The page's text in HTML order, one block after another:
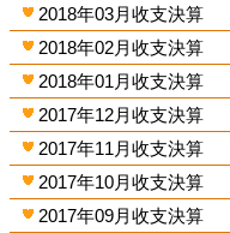
2018年03月收支決算
2018年02月收支決算
2018年01月收支決算
2017年12月收支決算
2017年11月收支決算
2017年10月收支決算
2017年09月收支決算